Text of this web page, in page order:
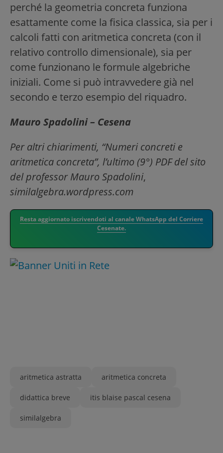
perché la geometria concreta funziona
esattamente come la fisica classica, sia per i
calcoli fatti con aritmetica concreta (con il
relativo controllo dimensionale), sia per
come funzionano le formule algebriche
iniziali. Come si può intravvedere già nel
secondo e terzo esempio del riquadro.
Mauro Spadolini – Cesena
Per altri chiarimenti, “Numeri concreti e
aritmetica concreta”, l’ultimo (9°) PDF del sito
del professor Mauro Spadolini,
similalgebra.wordpress.com
Resta aggiornato iscrivendoti al canale WhatsApp del Corriere
Cesenate.
aritmetica astratta aritmetica concreta
didattica breve itis blaise pascal cesena
similalgebra